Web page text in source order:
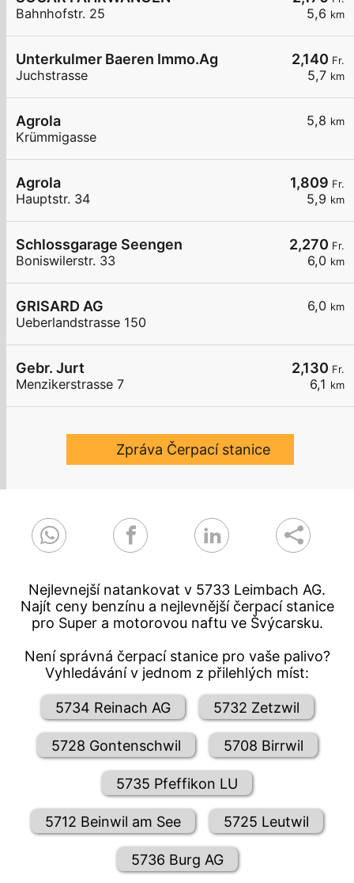
5,6 km
Bahnhofstr. 25
2,140 Fr.
5,7 km
Unterkulmer Baeren Immo.Ag
Juchstrasse
5,8 km
Agrola
Krümmigasse
1,809 Fr.
5,9 km
Agrola
Hauptstr. 34
2,270 Fr.
6,0 km
Schlossgarage Seengen
Boniswilerstr. 33
6,0 km
GRISARD AG
Ueberlandstrasse 150
2,130 Fr.
6,1 km
Gebr. Jurt
Menzikerstrasse 7
Zpráva Čerpací stanice
Nejlevnejší natankovat v 5733 Leimbach AG.
Najít ceny benzínu a nejlevnější čerpací stanice
pro Super a motorovou naftu ve Švýcarsku.
Není správná čerpací stanice pro vaše palivo?
Vyhledávání v jednom z přilehlých míst:
5734 Reinach AG 5732 Zetzwil
5728 Gontenschwil 5708 Birrwil
5735 Pfeffikon LU
5712 Beinwil am See 5725 Leutwil
5736 Burg AG